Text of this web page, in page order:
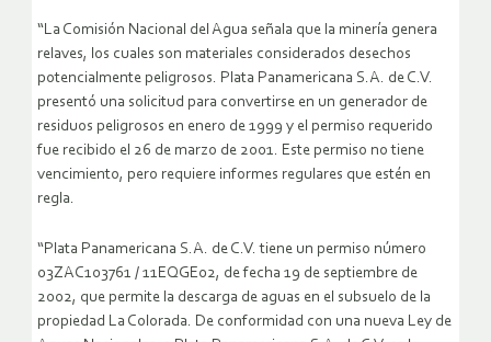
“La Comisión Nacional del Agua señala que la minería genera
relaves, los cuales son materiales considerados desechos
potencialmente peligrosos. Plata Panamericana S.A. de C.V.
presentó una solicitud para convertirse en un generador de
residuos peligrosos en enero de 1999 y el permiso requerido
fue recibido el 26 de marzo de 2001. Este permiso no tiene
vencimiento, pero requiere informes regulares que estén en
regla.
“Plata Panamericana S.A. de C.V. tiene un permiso número
03ZAC103761 / 11EQGE02, de fecha 19 de septiembre de
2002, que permite la descarga de aguas en el subsuelo de la
propiedad La Colorada. De conformidad con una nueva Ley de